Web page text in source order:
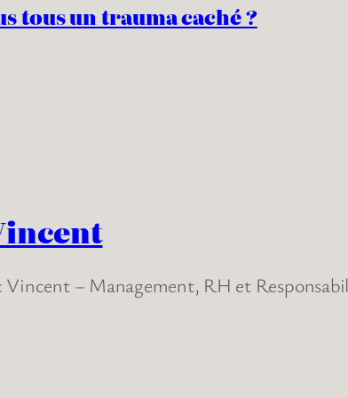
tous un trauma caché ?
Vincent – Management, RH et